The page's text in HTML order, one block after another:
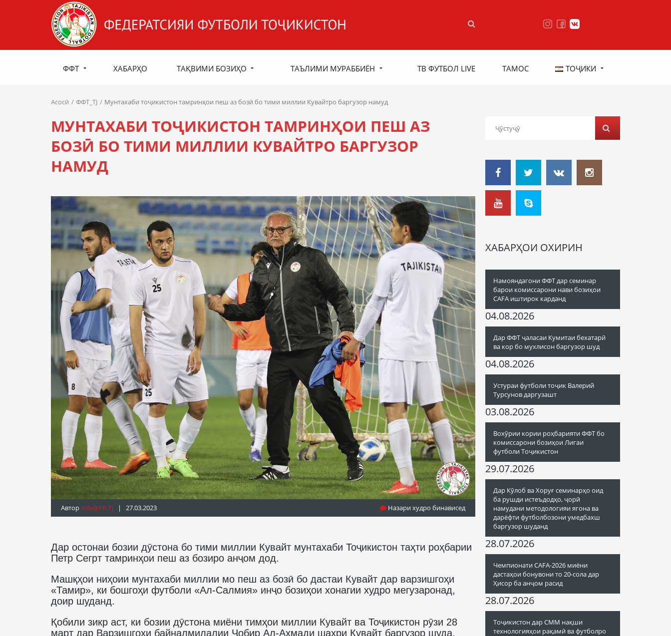
ФФТ ХАБАРҲО ТАҚВИМИ БОЗИҲО ТАЪЛИМИ МУРАББИЁН ТВ ФУТБОЛ LIVE ТАМОС ТОҶИКИ
Асосӣ ФФТ_TJ Мунтахаби тоҷикистон тамринҳои пеш аз бозӣ бо тими миллии Кувайтро баргузор намуд
МУНТАХАБИ ТОҶИКИСТОН ТАМРИНҲОИ ПЕШ АЗ
БОЗӢ БО ТИМИ МИЛЛИИ КУВАЙТРО БАРГУЗОР
НАМУД
Автор Info@fft.tj | 27.03.2023 Назари худро бинависед
Дар остонаи бозии дӯстона бо тими миллии Кувайт мунтахаби Тоҷикистон таҳти роҳбарии
Петр Сегрт тамринҳои пеш аз бозиро анҷом дод.
Машқҳои ниҳоии мунтахаби миллии мо пеш аз бозӣ бо дастаи Кувайт дар варзишгоҳи
«Тамир», ки бошгоҳи футболи «Ал-Салмия» инҷо бозиҳои хонагии худро мегузаронад,
доир шуданд.
Қобили зикр аст, ки бозии дӯстона миёни тимҳои миллии Кувайт ва Тоҷикистон рӯзи 28
март дар Варзишгоҳи байналмилалии Ҷобир Ал-Аҳмади шаҳри Кувайт баргузор шуда,
ХАБАРҲОИ ОХИРИН
Намояндагони ФФТ дар семинар
барои комиссарони нави бозиҳои
CAFA иштирок карданд
04.08.2026
Дар ФФТ ҷаласаи Кумитаи бехатарӣ
ва кор бо мухлисон баргузор шуд
04.08.2026
Устураи футболи тоҷик Валерий
Турсунов даргузашт
03.08.2026
Вохӯрии кории роҳбарияти ФФТ бо
комиссарони бозиҳои Лигаи
футболи Тоҷикистон
29.07.2026
Дар Кӯлоб ва Хоруғ семинарҳо оид
ба рушди истеъдодҳо, ҷорӣ
намудани методологияи ягона ва
дарёфти футболбозони умедбахш
баргузор шуданд
28.07.2026
Чемпионати CAFA-2026 миёни
дастаҳои бонувони то 20-сола дар
Ҳисор ба анҷом расид
28.07.2026
Тоҷикистон дар СММ нақши
технологияҳои рақамӣ ва футболро